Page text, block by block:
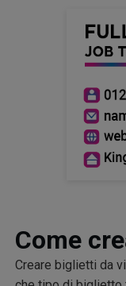
Come
Creare biglietti da